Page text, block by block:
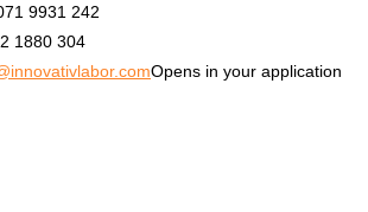
9931 242
1880 304
Opens in your application